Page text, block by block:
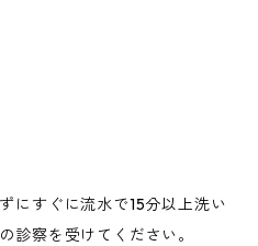
にすぐに流水で15分以上洗い
診察を受けてください。